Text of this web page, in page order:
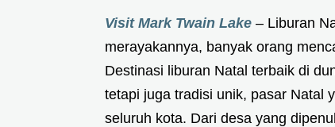
Visit Mark Twain Lake – Liburan
merayakannya, banyak orang
Destinasi liburan Natal terbaik di
tetapi juga tradisi unik, pasar Natal
seluruh kota. Dari desa yang